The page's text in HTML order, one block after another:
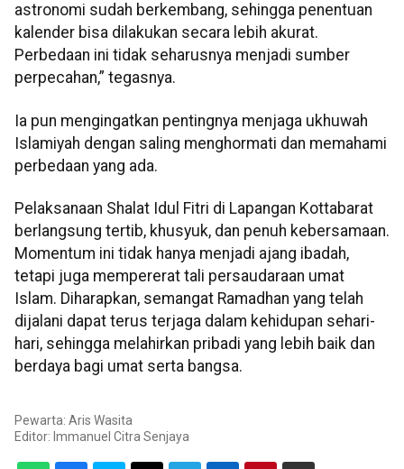
astronomi sudah berkembang, sehingga penentuan
kalender bisa dilakukan secara lebih akurat.
Perbedaan ini tidak seharusnya menjadi sumber
perpecahan,” tegasnya.
Ia pun mengingatkan pentingnya menjaga ukhuwah
Islamiyah dengan saling menghormati dan memahami
perbedaan yang ada.
Pelaksanaan Shalat Idul Fitri di Lapangan Kottabarat
berlangsung tertib, khusyuk, dan penuh kebersamaan.
Momentum ini tidak hanya menjadi ajang ibadah,
tetapi juga mempererat tali persaudaraan umat
Islam. Diharapkan, semangat Ramadhan yang telah
dijalani dapat terus terjaga dalam kehidupan sehari-
hari, sehingga melahirkan pribadi yang lebih baik dan
berdaya bagi umat serta bangsa.
Pewarta: Aris Wasita
Editor: Immanuel Citra Senjaya